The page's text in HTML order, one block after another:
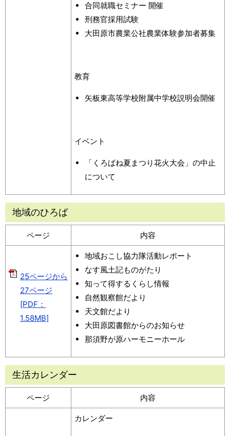
合同就職セミナー 開催
刑務官採用試験
大田原市農業公社農業体験参加者募集
教育
矢板東高等学校附属中学校説明会開催
イベント
「くろばね夏まつり花火大会」の中止
について
地域のひろば
ページ 内容
25ページから
27ページ
[PDF：
1.58MB]
地域おこし協力隊活動レポート
なす風土記ものがたり
知って得するくらし情報
自然観察館だより
天文館だより
大田原図書館からのお知らせ
那須野が原ハーモニーホール
生活カレンダー
ページ 内容
カレンダー